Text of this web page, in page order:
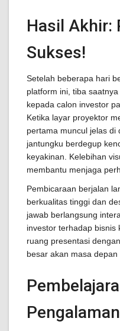
Hasil Akhir:
Sukses!
Setelah beberapa hari
platform ini, tiba
kepada calon investor
Ketika layar proyektor
pertama muncul jelas di
jantungku berdegup
keyakinan. Kelebihan
membantu menjaga
Pembicaraan berjalan
berkualitas tinggi dan
jawab berlangsung
investor terhadap bisnis
ruang presentasi
besar akan masa depan